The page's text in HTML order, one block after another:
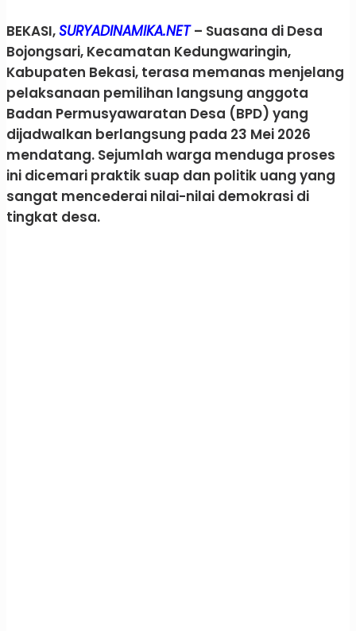
BEKASI,SURYADINAMIKA.NET – Suasana di Desa
Bojongsari, Kecamatan Kedungwaringin,
Kabupaten Bekasi, terasa memanas menjelang
pelaksanaan pemilihan langsung anggota
Badan Permusyawaratan Desa (BPD) yang
dijadwalkan berlangsung pada 23 Mei 2026
mendatang. Sejumlah warga menduga proses
ini dicemari praktik suap dan politik uang yang
sangat mencederai nilai-nilai demokrasi di
tingkat desa.